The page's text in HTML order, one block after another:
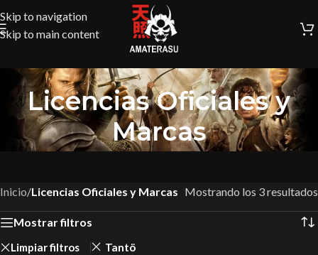
Skip to navigation
Skip to main content
Licencias Oficiales y
Marcas
Inicio/Licencias Oficiales y Marcas Mostrando los 3 resultados
Mostrar filtros
Limpiar filtros Tantö